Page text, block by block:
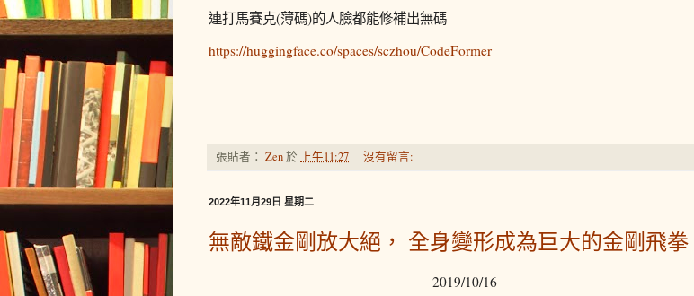
連打馬賽克(薄碼)的人臉都能修補出無碼
https://huggingface.co/spaces/sczhou/CodeFormer
張貼者： Zen於 上午11:27 沒有留言:
2022年11月29日 星期二
無敵鐵金剛放大絕， 全身變形成為巨大的金剛飛拳
2019/10/16